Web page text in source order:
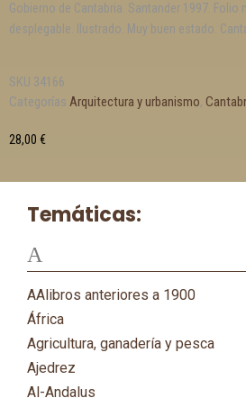
Temáticas:
A
AAlibros anteriores a 1900
África
Agricultura, ganadería y pesca
Ajedrez
Al-Andalus
Gobierno de Cantabria. Santander 1997. Folio
desplegable. Ilustrado. Muy buen estado.
SKU 34166
Categorías Arquitectura y urbanismo,
28,00 €